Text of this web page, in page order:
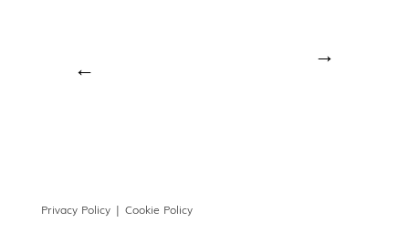
← →
Privacy Policy | Cookie Policy